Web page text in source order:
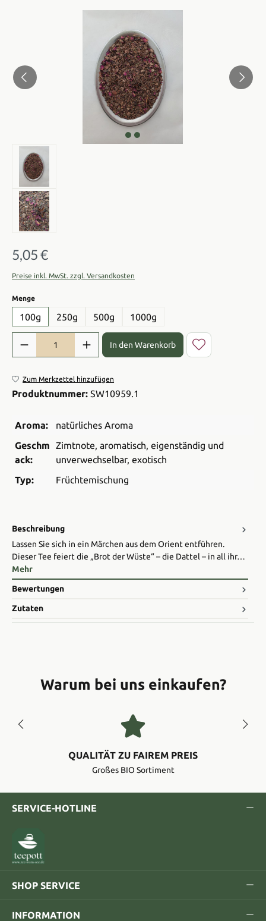
Regulärer Preis:
5,05 €
Preise inkl. MwSt. zzgl. Versandkosten
Mengeauswählen
100g 250g 500g 1000g
Produkt Anzahl: Gib den gewünschten Wert ein oder benutze die
In den Warenkorb
Zum Merkzettel hinzufügen
Produktnummer: SW10959.1
Aroma:
natürliches Aroma
Geschm
ack:
Zimtnote, aromatisch, eigenständig und
unverwechselbar, exotisch
Typ:
Früchtemischung
Beschreibung
Lassen Sie sich in ein Märchen aus dem Orient entführen.
Dieser Tee feiert die „Brot der Wüste“ – die Dattel – in all ihr…
Mehr
Bewertungen
Zutaten
Warum bei uns einkaufen?
QUALITÄT ZU FAIREM PREIS
Großes BIO Sortiment
SERVICE-HOTLINE
SHOP SERVICE
INFORMATION